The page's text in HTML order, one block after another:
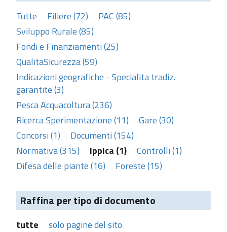
Tutte Filiere (72)
PAC (85)
Sviluppo Rurale (85)
Fondi e Finanziamenti (25)
QualitaSicurezza (59)
Indicazioni geografiche - Specialita tradiz.
garantite (3)
Pesca Acquacoltura (236)
Ricerca Sperimentazione (11)
Gare (30)
Concorsi (1)
Documenti (154)
Normativa (315)
Ippica (1)
Controlli (1)
Difesa delle piante (16)
Foreste (15)
Raffina per tipo di documento
tutte
solo pagine del sito